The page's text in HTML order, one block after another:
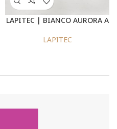
LAPITEC | BIANCO AURORA A
LAPITEC